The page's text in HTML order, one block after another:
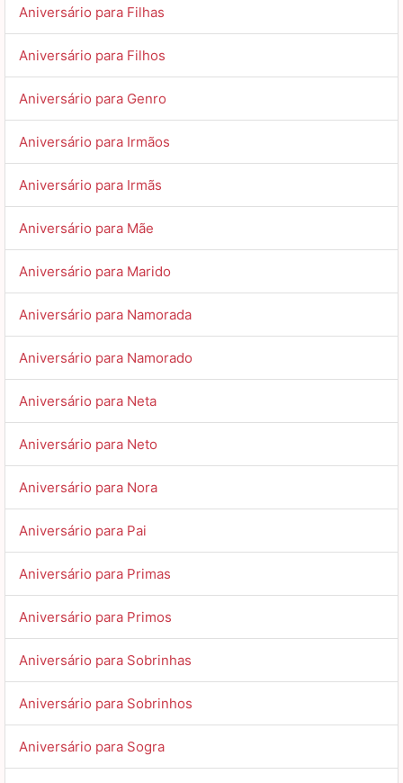
Aniversário para Filhas
Aniversário para Filhos
Aniversário para Genro
Aniversário para Irmãos
Aniversário para Irmãs
Aniversário para Mãe
Aniversário para Marido
Aniversário para Namorada
Aniversário para Namorado
Aniversário para Neta
Aniversário para Neto
Aniversário para Nora
Aniversário para Pai
Aniversário para Primas
Aniversário para Primos
Aniversário para Sobrinhas
Aniversário para Sobrinhos
Aniversário para Sogra